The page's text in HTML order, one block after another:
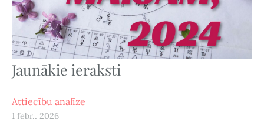
Jaunākie ieraksti
Attiecību analīze
1 febr., 2026